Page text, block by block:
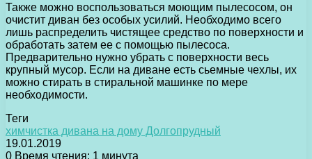
Также можно воспользоваться моющим пылесосом, он
очистит диван без особых усилий. Необходимо всего
лишь распределить чистящее средство по поверхности и
обработать затем ее с помощью пылесоса.
Предварительно нужно убрать с поверхности весь
крупный мусор. Если на диване есть сьемные чехлы, их
можно стирать в стиральной машинке по мере
необходимости.
Теги
химчистка дивана на дому Долгопрудный
19.01.2019
0 Время чтения: 1 минута